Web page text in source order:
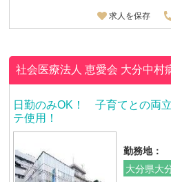
求人を保存
社会医療法人 恵愛会 大分中村
日勤のみOK！ 子育てとの両
テ使用！
勤務地：
大分県大